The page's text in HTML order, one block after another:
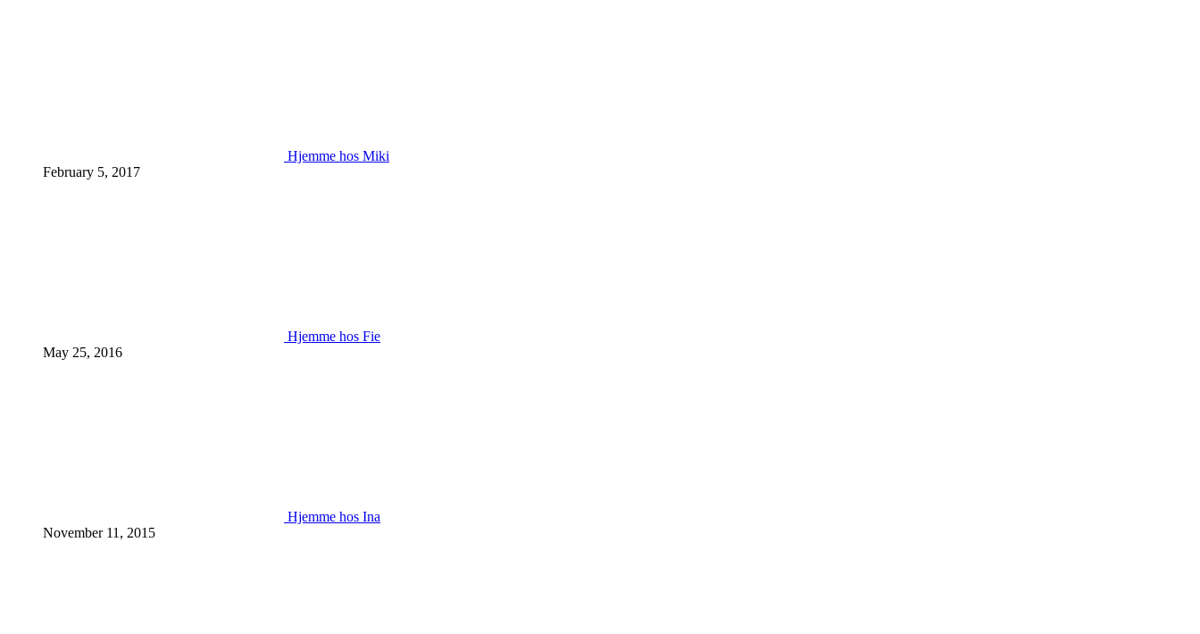
Hjemme hos Miki
February 5, 2017
Hjemme hos Fie
May 25, 2016
Hjemme hos Ina
November 11, 2015